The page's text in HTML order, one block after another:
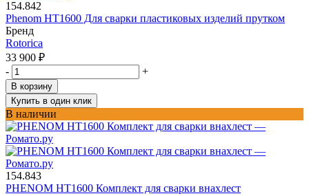
154.842
Phenom HT1600 Для сварки пластиковых изделий прутком
Бренд
Rotorica
33 900 ₽
-
+
В корзину
Купить в один клик
В наличии
154.843
PHENOM HT1600 Комплект для сварки внахлест